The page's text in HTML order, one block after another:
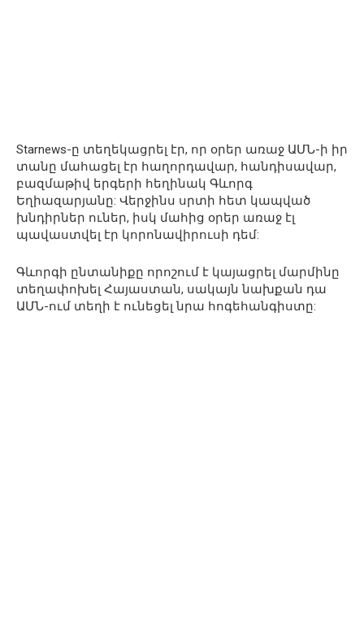
Starnews-ը տեղեկացրել էր, որ օրեր առաջ ԱՄՆ-ի իր
տանը մահացել էր հաղորդավար, հանդիսավար,
բազմաթիվ երգերի հեղինակ Գևորգ
Եղիազարյանը: Վերջինս սրտի հետ կապված
խնդիրներ ուներ, իսկ մահից օրեր առաջ էլ
պավաստվել էր կորոնավիրուսի դեմ:
Գևորգի ընտանիքը որոշում է կայացրել մարմինը
տեղափոխել Հայաստան, սակայն նախքան դա
ԱՄՆ-ում տեղի է ունեցել նրա հոգեհանգիստը: